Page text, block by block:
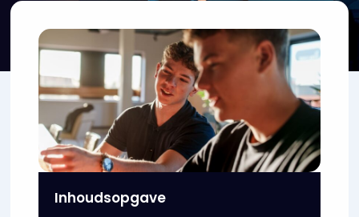
Inhoudsopgave